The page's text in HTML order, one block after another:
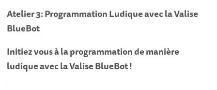
Atelier 3: Programmation Ludique avec la Valise
BlueBot
Initiez vous à la programmation de manière
ludique avec la Valise BlueBot !